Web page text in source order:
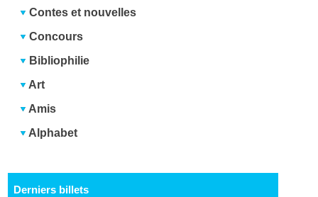
Contes et nouvelles
Concours
Bibliophilie
Art
Amis
Alphabet
Derniers billets